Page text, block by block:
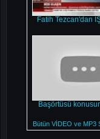
Fatih Tezcan'dan
Başörtüsü
Bütün VİDEO ve MP3